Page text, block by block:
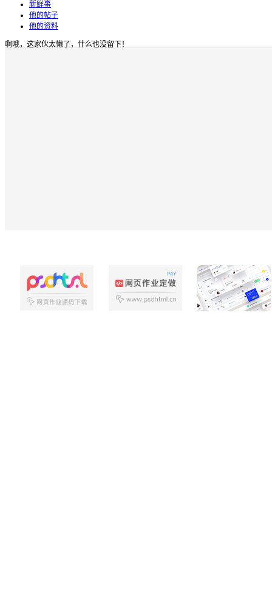
新鲜事
他的帖子
他的资料
啊哦，这家伙太懒了，什么也没留下！